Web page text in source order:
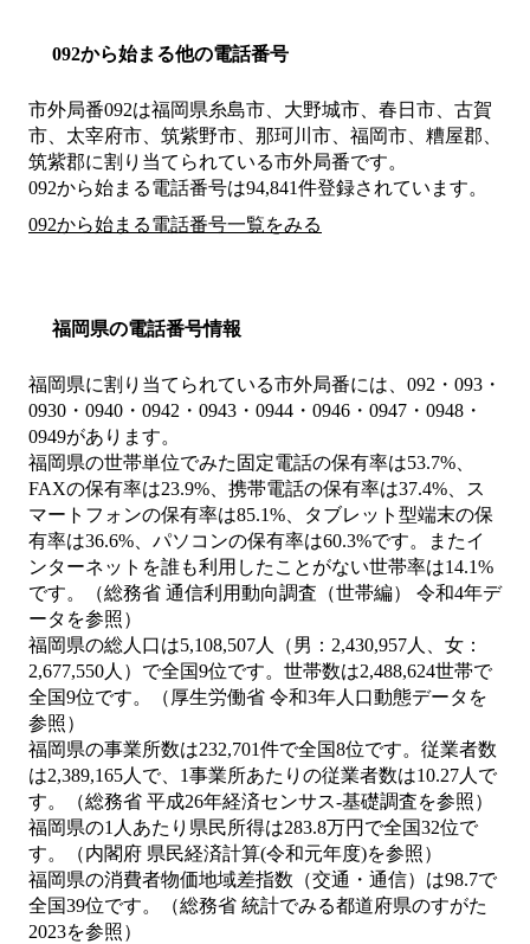
092から始まる他の電話番号
市外局番092は福岡県糸島市、大野城市、春日市、古賀
市、太宰府市、筑紫野市、那珂川市、福岡市、糟屋郡、
筑紫郡に割り当てられている市外局番です。
092から始まる電話番号は94,841件登録されています。
092から始まる電話番号一覧をみる
福岡県の電話番号情報
福岡県に割り当てられている市外局番には、092・093・
0930・0940・0942・0943・0944・0946・0947・0948・
0949があります。
福岡県の世帯単位でみた固定電話の保有率は53.7%、
FAXの保有率は23.9%、携帯電話の保有率は37.4%、ス
マートフォンの保有率は85.1%、タブレット型端末の保
有率は36.6%、パソコンの保有率は60.3%です。またイ
ンターネットを誰も利用したことがない世帯率は14.1%
です。（総務省 通信利用動向調査（世帯編） 令和4年デ
ータを参照）
福岡県の総人口は5,108,507人（男：2,430,957人、女：
2,677,550人）で全国9位です。世帯数は2,488,624世帯で
全国9位です。（厚生労働省 令和3年人口動態データを
参照）
福岡県の事業所数は232,701件で全国8位です。従業者数
は2,389,165人で、1事業所あたりの従業者数は10.27人で
す。（総務省 平成26年経済センサス‐基礎調査を参照）
福岡県の1人あたり県民所得は283.8万円で全国32位で
す。（内閣府 県民経済計算(令和元年度)を参照）
福岡県の消費者物価地域差指数（交通・通信）は98.7で
全国39位です。（総務省 統計でみる都道府県のすがた
2023を参照）